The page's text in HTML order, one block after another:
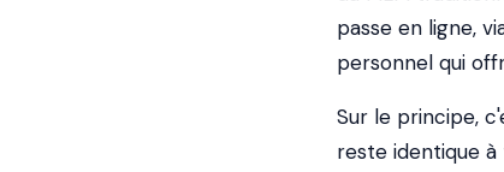
passe en ligne,
personnel qui
Sur le principe,
reste identique à